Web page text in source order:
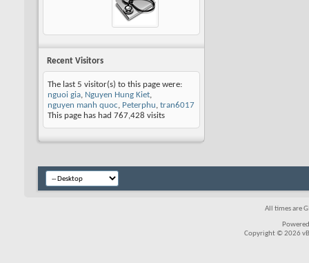
Recent Visitors
The last 5 visitor(s) to this page were:
nguoi gia, Nguyen Hung Kiet,
nguyen manh quoc, Peterphu, tran6017
This page has had 767,428 visits
All times are
Copyright © 2026